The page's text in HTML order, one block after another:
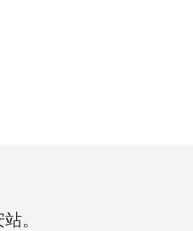
。